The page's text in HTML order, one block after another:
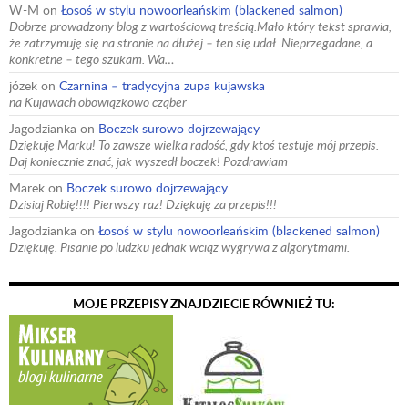
W-M on Łosoś w stylu nowoorleańskim (blackened salmon)
Dobrze prowadzony blog z wartościową treścią.Mało który tekst sprawia,
że zatrzymuję się na stronie na dłużej – ten się udał. Nieprzegadane, a
konkretne – tego szukam. Wa…
józek on Czarnina – tradycyjna zupa kujawska
na Kujawach obowiązkowo cząber
Jagodzianka on Boczek surowo dojrzewający
Dziękuję Marku! To zawsze wielka radość, gdy ktoś testuje mój przepis.
Daj koniecznie znać, jak wyszedł boczek! Pozdrawiam
Marek on Boczek surowo dojrzewający
Dzisiaj Robię!!!! Pierwszy raz! Dziękuję za przepis!!!
Jagodzianka on Łosoś w stylu nowoorleańskim (blackened salmon)
Dziękuję. Pisanie po ludzku jednak wciąż wygrywa z algorytmami.
MOJE PRZEPISY ZNAJDZIECIE RÓWNIEŻ TU: